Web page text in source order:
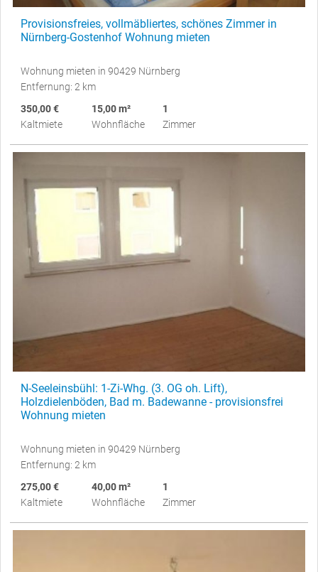
Provisionsfreies, vollmäbliertes, schönes Zimmer in
Nürnberg-Gostenhof Wohnung mieten
Wohnung mieten in 90429 Nürnberg
Entfernung: 2 km
350,00 €
Kaltmiete
15,00 m²
Wohnfläche
1
Zimmer
N-Seeleinsbühl: 1-Zi-Whg. (3. OG oh. Lift),
Holzdielenböden, Bad m. Badewanne - provisionsfrei
Wohnung mieten
Wohnung mieten in 90429 Nürnberg
Entfernung: 2 km
275,00 €
Kaltmiete
40,00 m²
Wohnfläche
1
Zimmer